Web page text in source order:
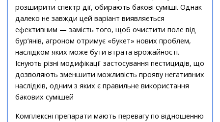
розширити спектр дії, обирають бакові суміші. Однак
далеко не завжди цей варіант виявляється
ефективним — замість того, щоб очистити поле від
бур’янів, агроном отримує «букет» нових проблем,
наслідком яких може бути втрата врожайності.
Існують різні модифікації застосування пестицидів, що
дозволяють зменшити можливість прояву негативних
наслідків, одним з яких є правильне використання
бакових сумішей
Комплексні препарати мають перевагу по відношенню